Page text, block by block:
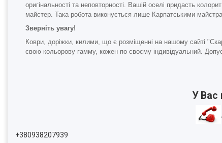
оригінальності та неповторності. Вашій оселі придасть
майстер. Така робота виконується лише Карпатськими
Зверніть увагу!
Коври, доріжки, килими, що є розміщенні на нашому сайті
свою кольорову гамму, кожен по своєму індивідуальний.
У Вас
+380938207939